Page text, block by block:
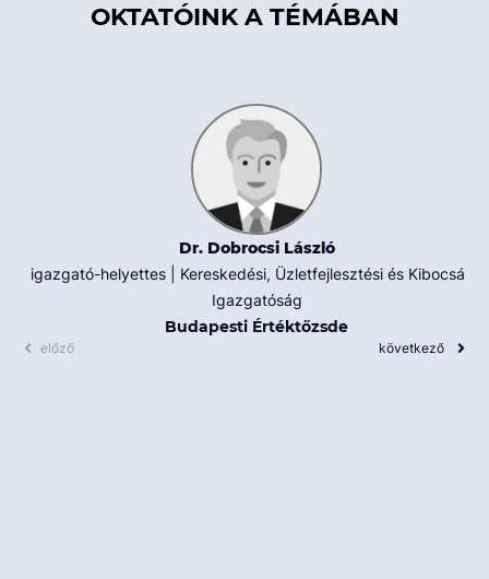
OKTATÓINK A TÉMÁBAN
Dr. Dobrocsi László
igazgató-helyettes | Kereskedési, Üzletfejlesztési és Kibocsátói
Igazgatóság
Budapesti Értéktőzsde
előző következő